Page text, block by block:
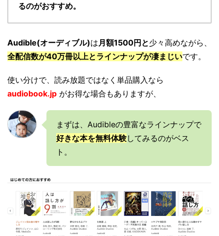
るのがおすすめ。
Audible(オーディブル)は 月額1500円と少々高めながら、
全配信数が40万冊以上とラインナップが凄まじいです。
使い分けで、読み放題ではなく単品購入なら
audiobook.jp がお得な場合もありますが、
まずは、Audibleの豊富なラインナップで
好きな本を無料体験してみるのがベス
ト。